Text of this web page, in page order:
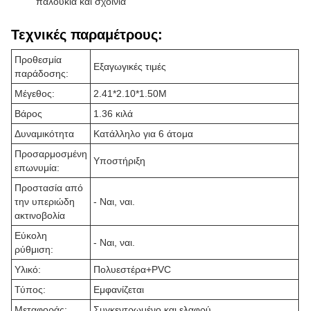
Τεχνικές παραμέτρους:
Προθεσμία
παράδοσης:
Εξαγωγικές τιμές
Μέγεθος:
2.41*2.10*1.50M
Βάρος
1.36 κιλά
Δυναμικότητα
Κατάλληλο για 6 άτομα
Προσαρμοσμένη
επωνυμία:
Υποστήριξη
Προστασία από
την υπεριώδη
ακτινοβολία
- Ναι, ναι.
Εύκολη
ρύθμιση:
- Ναι, ναι.
Υλικό:
Πολυεστέρα+PVC
Τύπος:
Εμφανίζεται